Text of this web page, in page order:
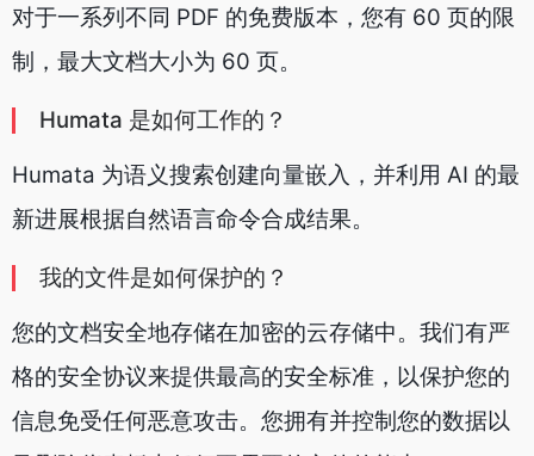
对于一系列不同 PDF 的免费版本，您有 60 页的限
制，最大文档大小为 60 页。
Humata 是如何工作的？
Humata 为语义搜索创建向量嵌入，并利用 AI 的最
新进展根据自然语言命令合成结果。
我的文件是如何保护的？
您的文档安全地存储在加密的云存储中。我们有严
格的安全协议来提供最高的安全标准，以保护您的
信息免受任何恶意攻击。您拥有并控制您的数据以